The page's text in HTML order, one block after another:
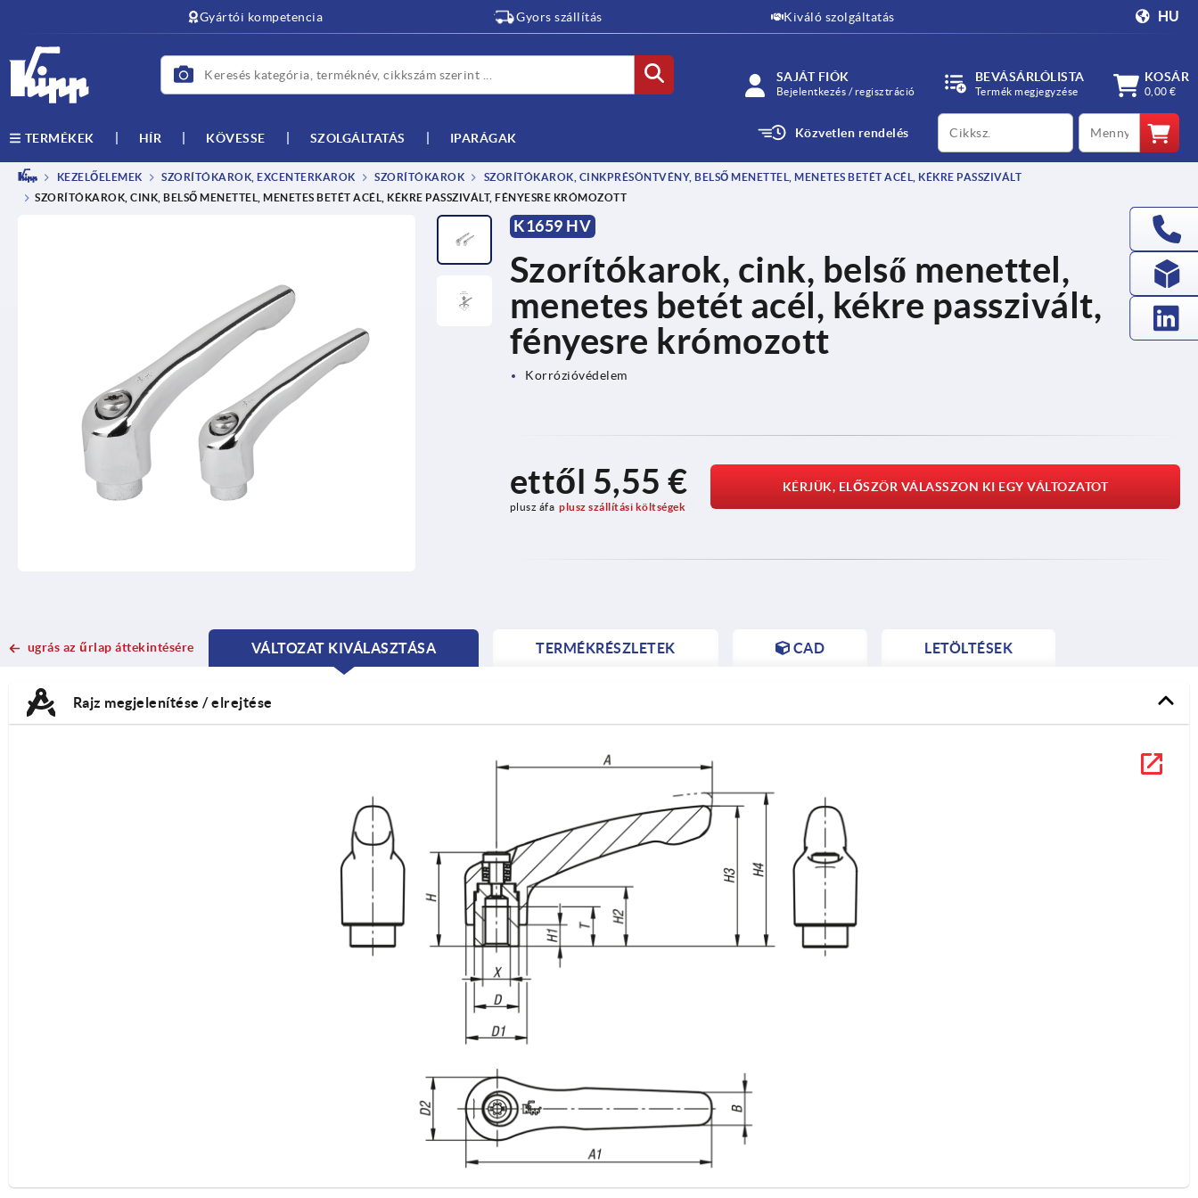
Gyártói kompetencia Gyors szállítás Kiváló szolgáltatás HU
SAJÁT FIÓK
Bejelentkezés / regisztráció
BEVÁSÁRLÓLISTA
Termék megjegyzése
KOSÁR
0,00 €
TERMÉKEK HÍR KÖVESSE SZOLGÁLTATÁS IPARÁGAK Közvetlen rendelés
productCode qty
KEZELŐELEMEK SZORÍTÓKAROK, EXCENTERKAROK SZORÍTÓKAROK
SZORÍTÓKAROK, CINKPRÉSÖNTVÉNY, BELSŐ MENETTEL, MENETES BETÉT ACÉL, KÉKRE PASSZIVÁLT
SZORÍTÓKAROK, CINK, BELSŐ MENETTEL, MENETES BETÉT ACÉL, KÉKRE PASSZIVÁLT, FÉNYESRE KRÓMOZOTT
K1659 HV
Szorítókarok, cink, belső menettel,
menetes betét acél, kékre passzivált,
fényesre krómozott
Korrózióvédelem
ettől 5,55 €
plusz áfa plusz szállítási költségek
KÉRJÜK, ELŐSZÖR VÁLASSZON KI EGY VÁLTOZATOT
ugrás az űrlap áttekintésére
VÁLTOZAT KIVÁLASZTÁSA
CURRENT
CURRENT
TERMÉKRÉSZLETEK CAD LETÖLTÉSEK
Rajz megjelenítése / elrejtése